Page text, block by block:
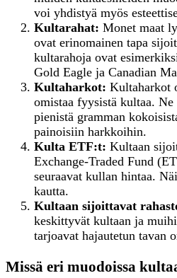
voi yhdistyä myös
Kultarahat: Monet maat
ovat erinomainen tapa
kultarahoja ovat
Gold Eagle ja Canadian
Kultaharkot: Kultaharkot
omistaa fyysistä kultaa.
pienistä gramman
painoisiin harkkoihin.
Kulta ETF:t: Kultaan
Exchange-Traded Fund
seuraavat kullan hintaa.
kautta.
Kultaan sijoittavat r
keskittyvät kultaan ja
tarjoavat hajautetun tavan
Missä eri muodoissa